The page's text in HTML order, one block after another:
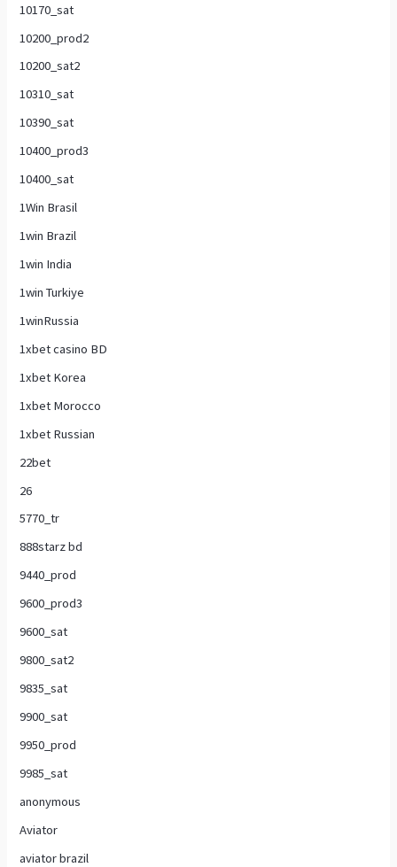
10170_sat
10200_prod2
10200_sat2
10310_sat
10390_sat
10400_prod3
10400_sat
1Win Brasil
1win Brazil
1win India
1win Turkiye
1winRussia
1xbet casino BD
1xbet Korea
1xbet Morocco
1xbet Russian
22bet
26
5770_tr
888starz bd
9440_prod
9600_prod3
9600_sat
9800_sat2
9835_sat
9900_sat
9950_prod
9985_sat
anonymous
Aviator
aviator brazil